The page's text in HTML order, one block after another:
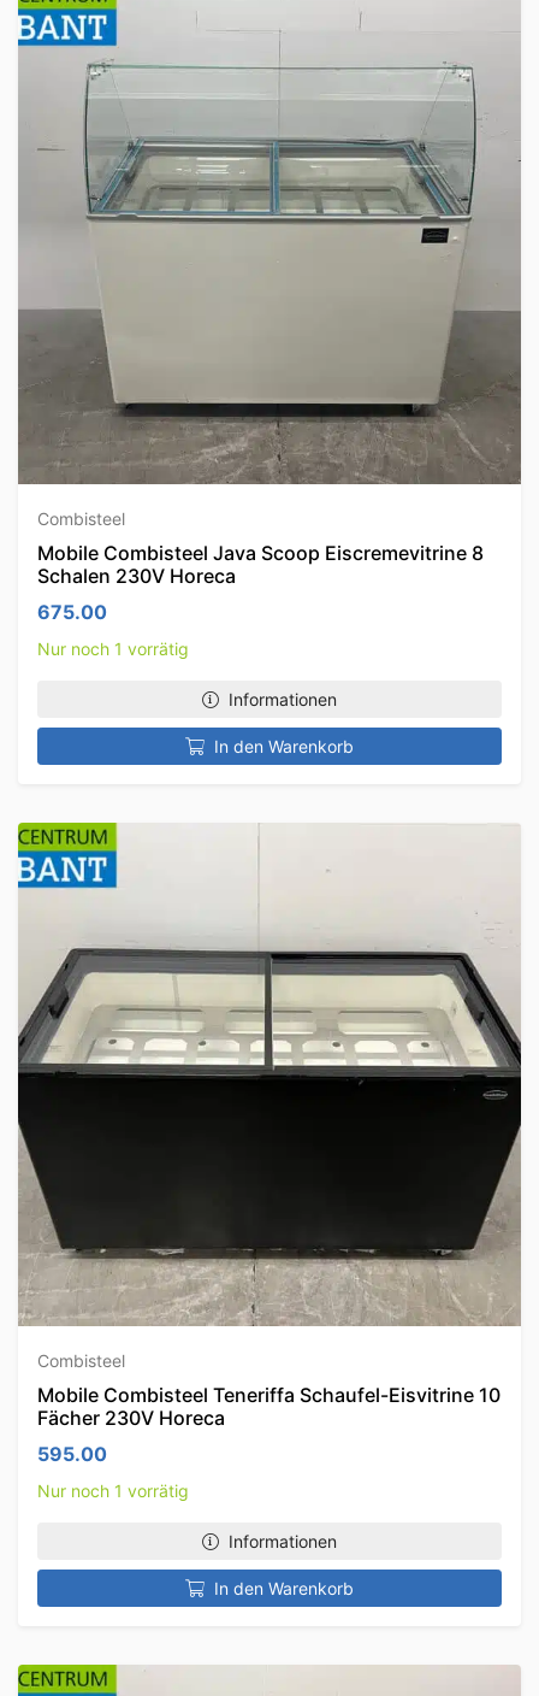
Combisteel
Mobile Combisteel Java Scoop Eiscremevitrine 8
Schalen 230V Horeca
675.00
Nur noch 1 vorrätig
Informationen
In den Warenkorb
Combisteel
Mobile Combisteel Teneriffa Schaufel-Eisvitrine 10
Fächer 230V Horeca
595.00
Nur noch 1 vorrätig
Informationen
In den Warenkorb